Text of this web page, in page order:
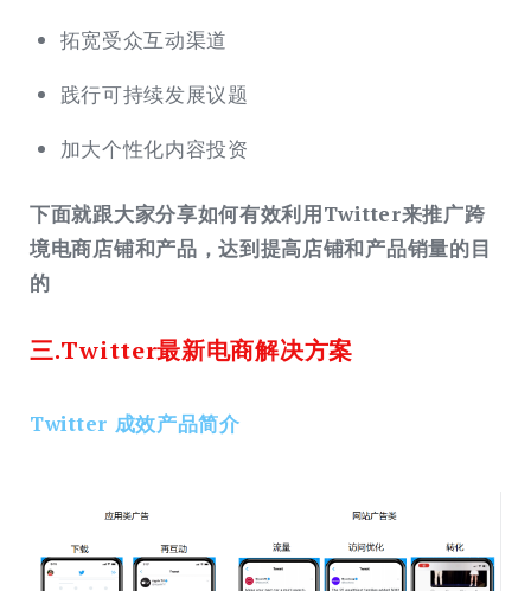
拓宽受众互动渠道
践行可持续发展议题
加大个性化内容投资
下面就跟大家分享如何有效利用Twitter来推广跨
境电商店铺和产品，达到提高店铺和产品销量的目
的
三.Twitter最新电商解决方案
Twitter 成效产品简介